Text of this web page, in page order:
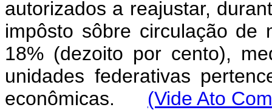
autorizados a reajustar,
impôsto sôbre circulação de
18% (dezoito por cento),
unidades federativas
econômicas. (Vide Ato